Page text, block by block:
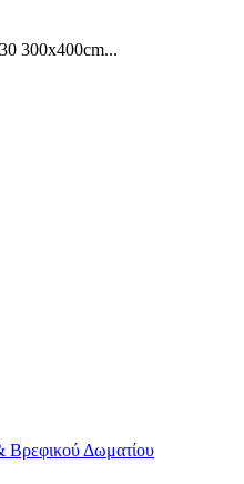
300x400cm...
Βρεφικού Δωματίου